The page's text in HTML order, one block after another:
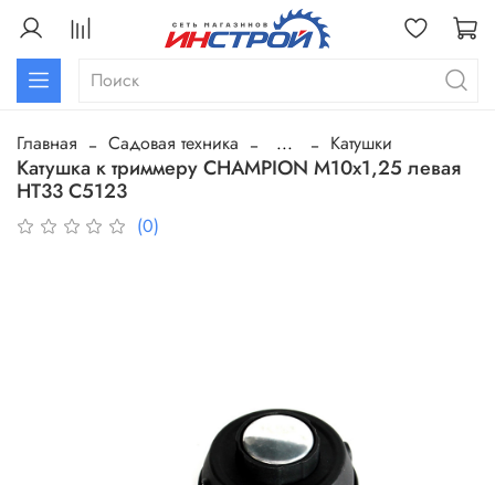
Главная Садовая техника ... Катушки
Катушка к триммеру CHAMPION М10х1,25 левая
HT33 C5123
(0)